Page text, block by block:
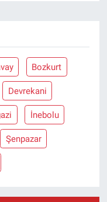
Bozkurt
Devrekani
İnebolu
Şenpazar